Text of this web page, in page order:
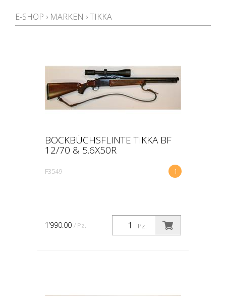
E-SHOP › MARKEN ›TIKKA
BOCKBÜCHSFLINTE TIKKA BF
12/70 & 5.6X50R
1
F3549
Pz.
1’990.00 / Pz.